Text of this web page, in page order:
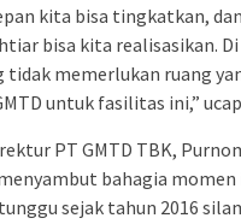
kita bisa tingkatkan,
bisa kita realisasikan.
tidak memerlukan ruang
untuk fasilitas ini,”
PT GMTD TBK,
bahagia momen
sejak tahun 2016